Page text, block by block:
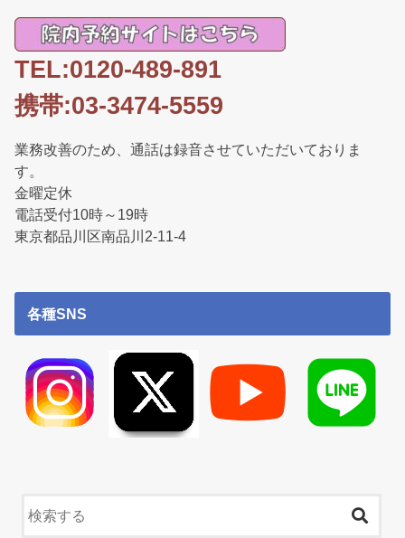
TEL:0120-489-891
携帯:03-3474-5559
業務改善のため、通話は録音させていただいておりま
す。
金曜定休
電話受付10時～19時
東京都品川区南品川2-11-4
各種SNS